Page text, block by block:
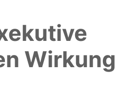
Wirkung